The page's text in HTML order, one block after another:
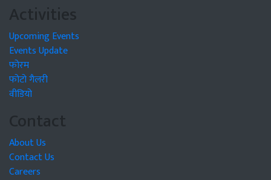
Activities
Upcoming Events
Events Update
फोरम
फोटो गैलरी
वीडियो
Contact
About Us
Contact Us
Careers